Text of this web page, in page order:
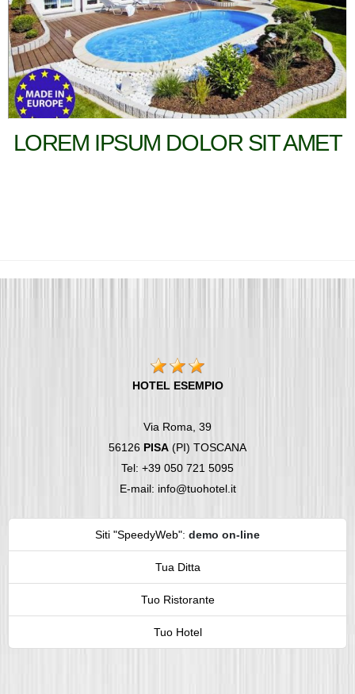
LOREM IPSUM DOLOR SIT AMET
HOTEL ESEMPIO
Via Roma, 39
56126 PISA (PI) TOSCANA
Tel: +39 050 721 5095
E-mail: info@tuohotel.it
Siti "SpeedyWeb": demo on-line
Tua Ditta
Tuo Ristorante
Tuo Hotel